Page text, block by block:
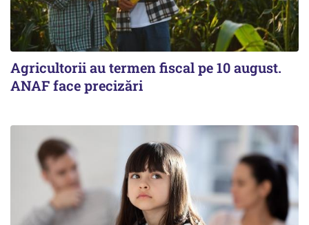
Agricultorii au termen fiscal pe 10 august.
ANAF face precizări